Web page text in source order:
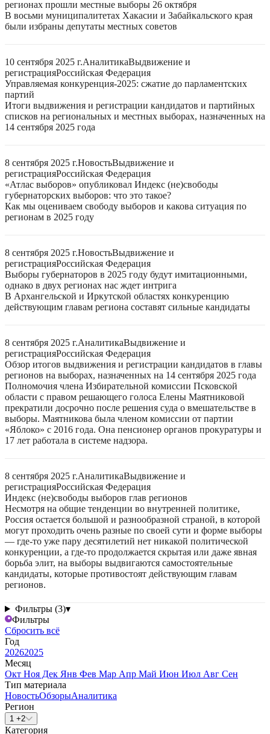
регионах прошли местные выборы 26 октября
В восьми муниципалитетах Хакасии и Забайкальского края
были избраны депутаты местных советов
10 сентября 2025 г.АналитикаВыдвижение и
регистрацияРоссийская Федерация
Управляемая конкуренция-2025: сжатие до парламентских
партий
Итоги выдвижения и регистрации кандидатов и партийных
списков на региональных и местных выборах, назначенных на
14 сентября 2025 года
8 сентября 2025 г.НовостьВыдвижение и
регистрацияРоссийская Федерация
«Атлас выборов» опубликовал Индекс (не)свободы
губернаторских выборов: что это такое?
Как мы оцениваем свободу выборов и какова ситуация по
регионам в 2025 году
8 сентября 2025 г.НовостьВыдвижение и
регистрацияРоссийская Федерация
Выборы губернаторов в 2025 году будут имитационными,
однако в двух регионах нас ждет интрига
В Архангельской и Иркутской областях конкуренцию
действующим главам региона составят сильные кандидаты
8 сентября 2025 г.АналитикаВыдвижение и
регистрацияРоссийская Федерация
Обзор итогов выдвижения и регистрации кандидатов в главы
регионов на выборах, назначенных на 14 сентября 2025 года
Полномочия члена Избирательной комиссии Псковской
области с правом решающего голоса Елены Маятниковой
прекратили досрочно после решения суда о вмешательстве в
выборы. Маятникова была членом комиссии от партии
«Яблоко» с 2016 года. Она пенсионер органов прокуратуры и
17 лет работала в системе надзора.
8 сентября 2025 г.АналитикаВыдвижение и
регистрацияРоссийская Федерация
Индекс (не)свободы выборов глав регионов
Несмотря на общие тенденции во внутренней политике,
Россия остается большой и разнообразной страной, в которой
могут проходить очень разные по своей сути и форме выборы
— где-то уже пару десятилетий нет никакой политической
конкуренции, а где-то продолжается скрытая или даже явная
борьба элит, на выборы выдвигаются самостоятельные
кандидаты, которые противостоят действующим главам
регионов.
Фильтры (3)▾
Фильтры
Сбросить всё
Год
20262025
Месяц
Окт Ноя Дек Янв Фев Мар Апр Май Июн Июл Авг Сен
Тип материала
НовостьОбзорыАналитика
Регион
1 +2
Категория